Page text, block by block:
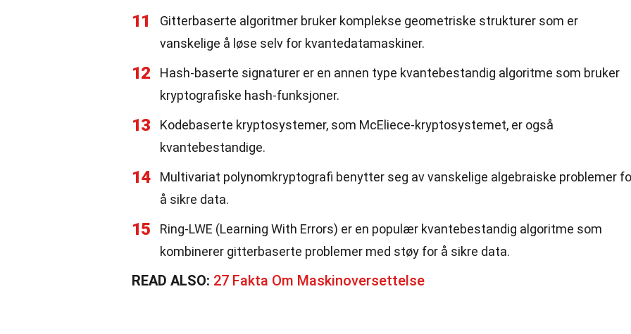
11
Gitterbaserte algoritmer bruker komplekse geometriske strukturer som er
vanskelige å løse selv for kvantedatamaskiner.
12
Hash-baserte signaturer er en annen type kvantebestandig algoritme som bruker
kryptografiske hash-funksjoner.
13
Kodebaserte kryptosystemer, som McEliece-kryptosystemet, er også
kvantebestandige.
14
Multivariat polynomkryptografi benytter seg av vanskelige algebraiske problemer
å sikre data.
15
Ring-LWE (Learning With Errors) er en populær kvantebestandig algoritme som
kombinerer gitterbaserte problemer med støy for å sikre data.
READ ALSO: 27 Fakta Om Maskinoversettelse